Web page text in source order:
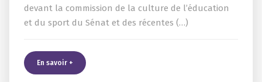
devant la commission de la culture de l’éducation
et du sport du Sénat et des récentes (…)
En savoir +